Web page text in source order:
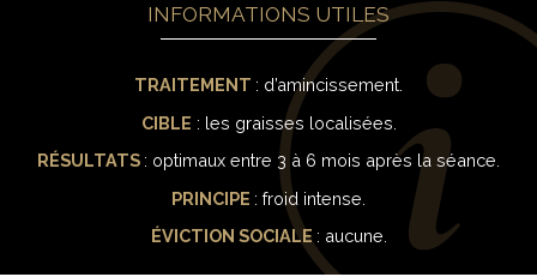
INFORMATIONS UTILES
TRAITEMENT : d’amincissement.
CIBLE : les graisses localisées.
RÉSULTATS : optimaux entre 3 à 6 mois après la séance.
PRINCIPE : froid intense.
ÉVICTION SOCIALE : aucune.